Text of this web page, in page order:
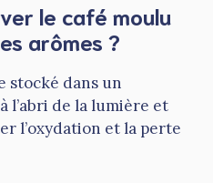
le café moulu
arômes ?
stocké dans un
l’abri de la lumière et
l’oxydation et la perte